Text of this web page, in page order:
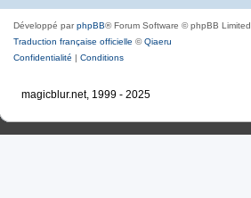
Développé parphpBB® Forum Software © phpBB Limited
Traduction française officielle ©Qiaeru
Confidentialité | Conditions
magicblur.net, 1999 - 2025